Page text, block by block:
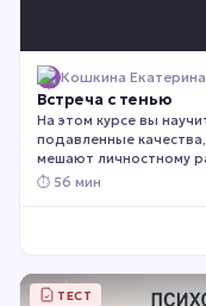
Кошкина
Встреча с тенью
На этом курсе вы
подавленные
мешают личностному
инструменты для
⏱ 56 мин
ТЕСТ